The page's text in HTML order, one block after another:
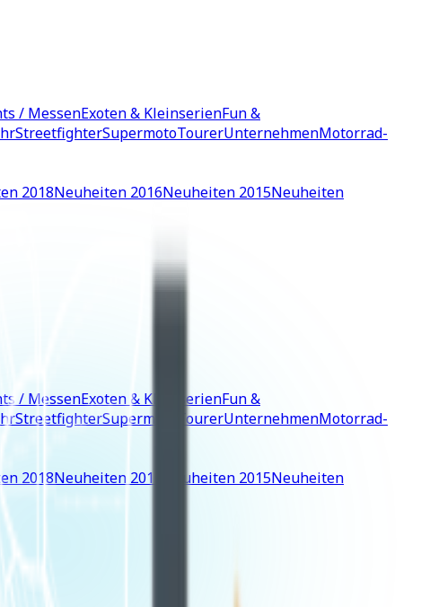
/ MessenExoten & KleinserienFun &
StreetfighterSupermotoTourerUnternehmenMotorrad-
2018Neuheiten 2016Neuheiten 2015Neuheiten
/ MessenExoten & KleinserienFun &
StreetfighterSupermoto TourerUnternehmenMotorrad-
2018Neuheiten 2016 Neuheiten 2015Neuheiten